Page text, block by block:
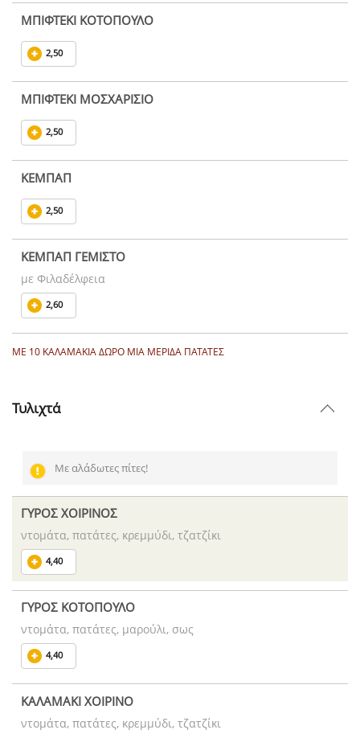
ΜΠΙΦΤΕΚΙ ΚΟΤΟΠΟΥΛΟ
2,50
ΜΠΙΦΤΕΚΙ ΜΟΣΧΑΡΙΣΙΟ
2,50
ΚΕΜΠΑΠ
2,50
ΚΕΜΠΑΠ ΓΕΜΙΣΤΟ
με Φιλαδέλφεια
2,60
ΜΕ 10 ΚΑΛΑΜΑΚΙΑ ΔΩΡΟ ΜΙΑ ΜΕΡΙΔΑ ΠΑΤΑΤΕΣ
Τυλιχτά
Με αλάδωτες πίτες!
ΓΥΡΟΣ ΧΟΙΡΙΝΟΣ
ντομάτα, πατάτες, κρεμμύδι, τζατζίκι
4,40
ΓΥΡΟΣ ΚΟΤΟΠΟΥΛΟ
ντομάτα, πατάτες, μαρούλι, σως
4,40
ΚΑΛΑΜΑΚΙ ΧΟΙΡΙΝΟ
ντομάτα, πατάτες, κρεμμύδι, τζατζίκι